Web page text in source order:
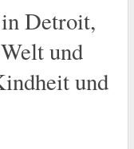
Detroit,
und
und